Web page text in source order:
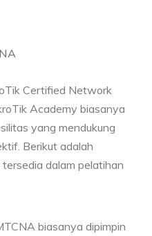
Certified Network
Academy biasanya
yang mendukung
Berikut adalah
dalam pelatihan
biasanya dipimpin